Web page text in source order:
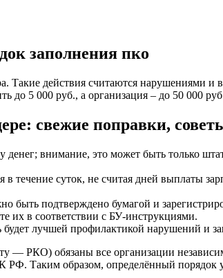
заполнения пко
Такие действия считаются нарушениями и
до 5 000 руб., а организация – до 50 000
свежие поправки,
денег; внимание, это может быть только
течение суток, не считая дней выплаты
подтверждено бумагой и
их в соответствии с БУ-инструкциями.
будет лучшей профилактикой нарушений и
— РКО) обязаны все организации
Таким образом, определённый порядок